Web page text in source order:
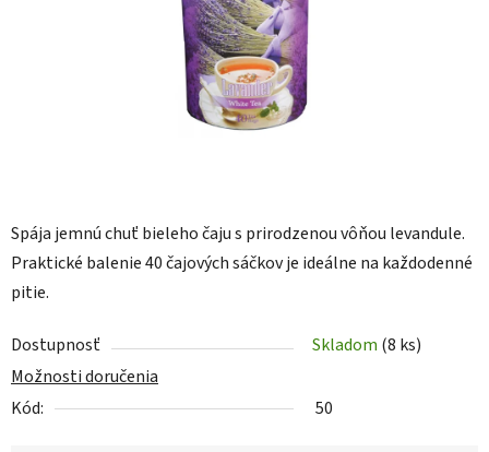
Spája jemnú chuť bieleho čaju s prirodzenou vôňou levandule.
Praktické balenie 40 čajových sáčkov je ideálne na každodenné
pitie.
Dostupnosť Skladom (8 ks)
Možnosti doručenia
Kód:
50